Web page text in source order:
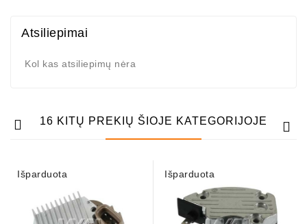
Atsiliepimai
Kol kas atsiliepimų nėra
16 KITŲ PREKIŲ ŠIOJE KATEGORIJOJE
Išparduota Išparduota